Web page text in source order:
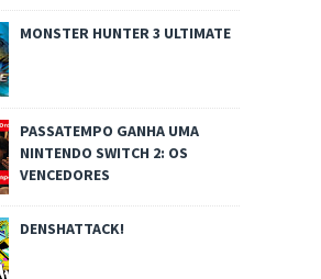
MONSTER HUNTER 3 ULTIMATE
PASSATEMPO GANHA UMA
NINTENDO SWITCH 2: OS
VENCEDORES
DENSHATTACK!